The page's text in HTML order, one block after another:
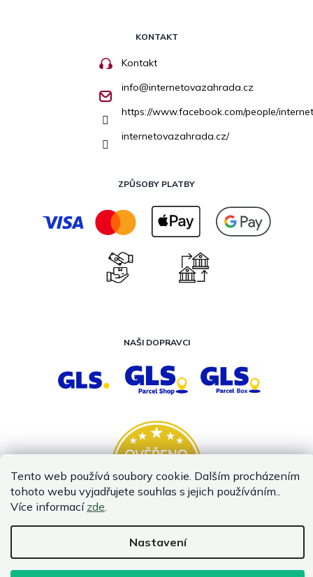
Tento web používá soubory cookie. Dalším procházením
tohoto webu vyjadřujete souhlas s jejich používáním..
Více informací zde.
Nastavení
KONTAKT
Kontakt
info@internetovazahrada.cz
https://www.facebook.com/people/
internetovazahrada.cz/
ZPŮSOBY PLATBY
NAŠI DOPRAVCI
Vytvořil Shoptet